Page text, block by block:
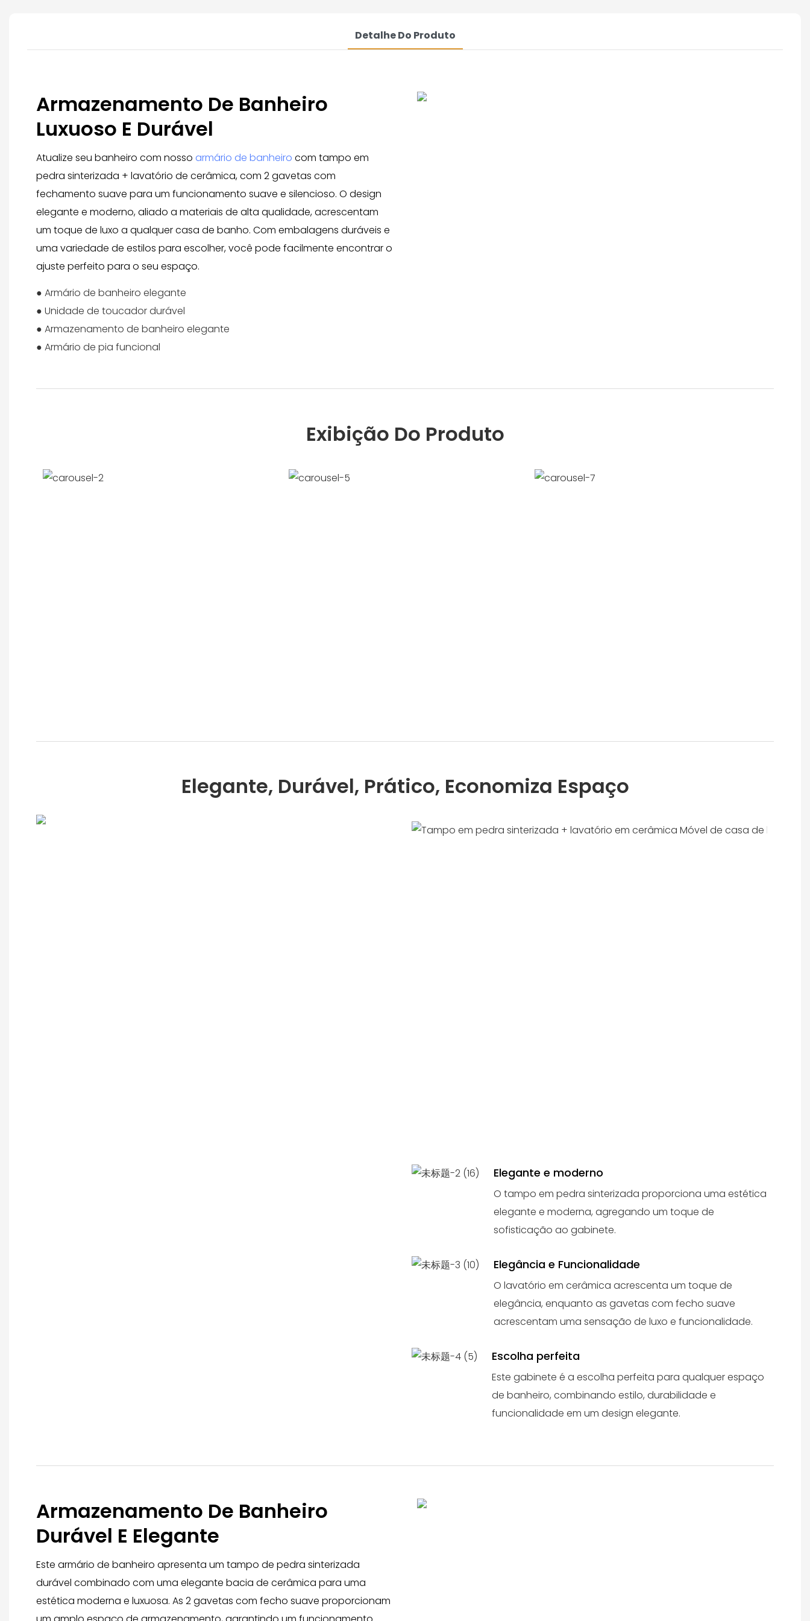
Detalhe Do Produto
Armazenamento De Banheiro
Luxuoso E Durável
Atualize seu banheiro com nosso armário de banheiro com tampo em
pedra sinterizada + lavatório de cerâmica, com 2 gavetas com
fechamento suave para um funcionamento suave e silencioso. O design
elegante e moderno, aliado a materiais de alta qualidade, acrescentam
um toque de luxo a qualquer casa de banho. Com embalagens duráveis ​​e
uma variedade de estilos para escolher, você pode facilmente encontrar o
ajuste perfeito para o seu espaço.
● Armário de banheiro elegante
● Unidade de toucador durável
● Armazenamento de banheiro elegante
● Armário de pia funcional
Exibição Do Produto
Elegante, Durável, Prático, Economiza Espaço
Elegante e moderno
O tampo em pedra sinterizada proporciona uma estética
elegante e moderna, agregando um toque de
sofisticação ao gabinete.
Elegância e Funcionalidade
O lavatório em cerâmica acrescenta um toque de
elegância, enquanto as gavetas com fecho suave
acrescentam uma sensação de luxo e funcionalidade.
Escolha perfeita
Este gabinete é a escolha perfeita para qualquer espaço
de banheiro, combinando estilo, durabilidade e
funcionalidade em um design elegante.
Armazenamento De Banheiro
Durável E Elegante
Este armário de banheiro apresenta um tampo de pedra sinterizada
durável combinado com uma elegante bacia de cerâmica para uma
estética moderna e luxuosa. As 2 gavetas com fecho suave proporcionam